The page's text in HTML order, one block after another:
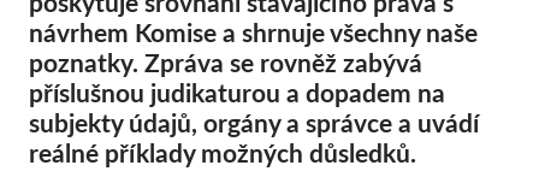
Kariéra
Hromadná žaloba
OnionShare
Média
Kontakt
návrhem Komise a shrnuje všechny naše
poznatky. Zpráva se rovněž zabývá
příslušnou judikaturou a dopadem na
subjekty údajů, orgány a správce a uvádí
reálné příklady možných důsledků.